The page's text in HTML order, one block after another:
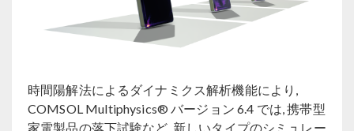
時間陽解法によるダイナミクス解析機能により,
COMSOL Multiphysics® バージョン 6.4 では, 携帯型
家電製品の落下試験など, 新しいタイプのシミュレー